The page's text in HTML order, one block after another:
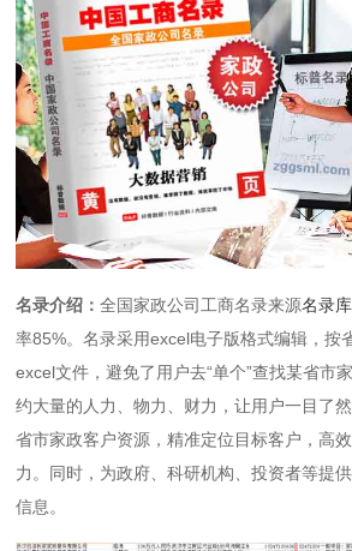
名录介绍：全国家政公司工商名录来源名录库
率85%。名录采用excel电子版格式编辑，按
excel文件，避免了用户去“单个”查找某省市
约大量的人力、物力、财力，让用户一目了
省市家政客户资源，精准定位目标客户，高
力。同时，为政府、科研机构、投资者等提
信息。